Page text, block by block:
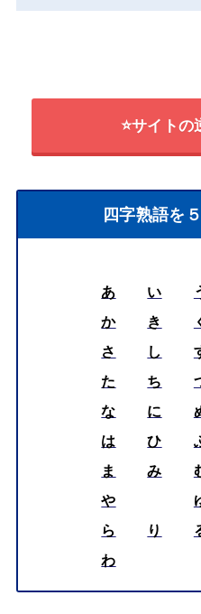
⭐サイトの
四字熟語を
あ い
か
き
さ
し
た
ち
な
に
は
ひ
ま
み
や
ら
り
わ